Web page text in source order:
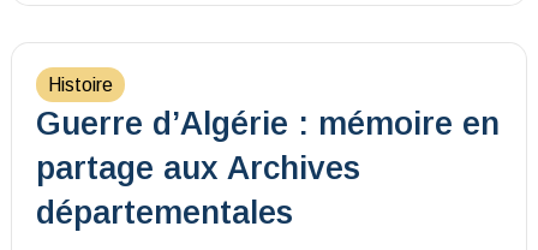
Histoire
Guerre d’Algérie : mémoire en
partage aux Archives
départementales